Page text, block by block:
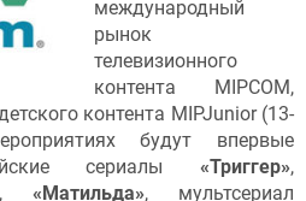
международный
рынок
телевизионного
контента MIPCOM,
контента MIPJunior (13-
будут впервые
сериалы «Триггер»,
, «Матильда», мультсериал